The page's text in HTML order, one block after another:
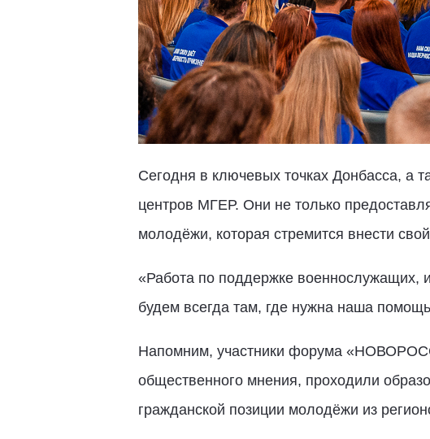
Сегодня в ключевых точках Донбасса, а
центров МГЕР. Они не только
молодёжи, которая стремится внести
«Работа по поддержке военнослужащих,
будем всегда там, где нужна наша
Напомним, участники форума
общественного мнения, проходили
гражданской позиции молодёжи из